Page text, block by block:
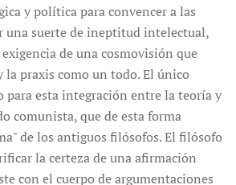
y política para convencer a las
una suerte de ineptitud intelectual,
de una cosmovisión que
praxis como un todo. El único
esta integración entre la teoría y
comunista, que de esta forma
de los antiguos filósofos. El filósofo
la certeza de una afirmación
con el cuerpo de argumentaciones